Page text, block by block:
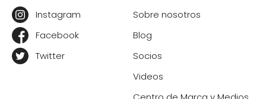
Instagram
Facebook
Twitter
Sobre nosotros
Blog
Socios
Videos